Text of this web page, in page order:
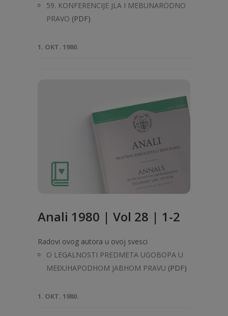
59. KONFERENCIJE JLA I MEBUNARODNO
PRAVO (PDF)
1. OKT. 1980.
Anali 1980 | Vol 28 | 1-2
Radovi ovog autora u ovoj svesci
O LEGALNOSTI PREDMETA UGOBOPA U
MEĐUHAPODHOM JABHOM PRAVU (PDF)
1. OKT. 1980.